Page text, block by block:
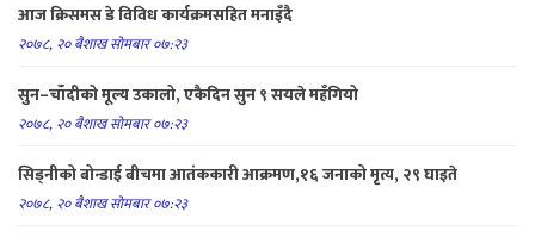
आज क्रिसमस डे विविध कार्यक्रमसहित मनाइँदै
२०७८, २० बैशाख सोमबार ०७:२३
सुन–चाँदीको मूल्य उकालो, एकैदिन सुन ९ सयले महँगियो
२०७८, २० बैशाख सोमबार ०७:२३
सिड्नीको बोन्डाई बीचमा आतंककारी आक्रमण,१६ जनाको मृत्य, २९ घाइते
२०७८, २० बैशाख सोमबार ०७:२३